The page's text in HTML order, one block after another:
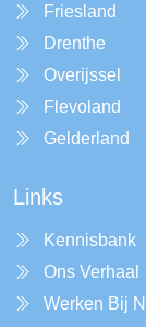
Friesland
Drenthe
Overijssel
Flevoland
Gelderland
Links
Kennisbank
Ons Verhaal
Werken Bij